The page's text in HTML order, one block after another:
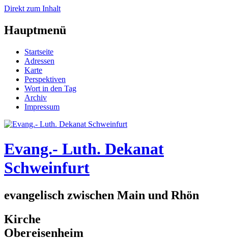
Direkt zum Inhalt
Hauptmenü
Startseite
Adressen
Karte
Perspektiven
Wort in den Tag
Archiv
Impressum
Evang.- Luth. Dekanat
Schweinfurt
evangelisch zwischen Main und Rhön
Kirche
Obereisenheim